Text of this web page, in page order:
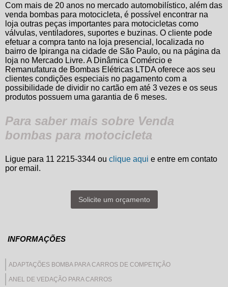
Com mais de 20 anos no mercado automobilístico, além das
venda bombas para motocicleta, é possível encontrar na
loja outras peças importantes para motocicletas como
válvulas, ventiladores, suportes e buzinas. O cliente pode
efetuar a compra tanto na loja presencial, localizada no
bairro de Ipiranga na cidade de São Paulo, ou na página da
loja no Mercado Livre. A Dinâmica Comércio e
Remanufatura de Bombas Elétricas LTDA oferece aos seu
clientes condições especiais no pagamento com a
possibilidade de dividir no cartão em até 3 vezes e os seus
produtos possuem uma garantia de 6 meses.
Para saber mais sobre Venda
bombas para motocicleta
Ligue para 11 2215-3344 ou clique aqui e entre em contato
por email.
Solicite um orçamento
INFORMAÇÕES
ADAPTAÇÕES BOMBA PARA CARROS DE COMPETIÇÃO
ANEL DE VEDAÇÃO PARA CARROS